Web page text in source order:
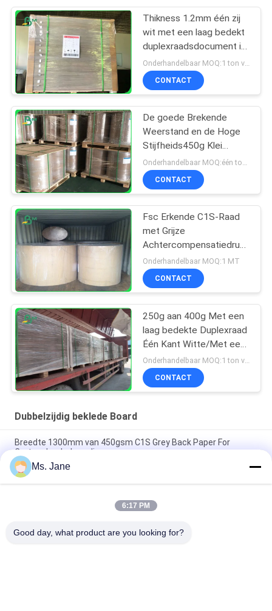
Thikness 1.2mm één zij
wit met een laag bedekt
duplexraadsdocument in
bladen
CONTACT
De goede Brekende
Weerstand en de Hoge
Stijfheids450g Klei
bedekten
Duplexdocument in
Broodje met een laag
CONTACT
Fsc Erkende C1S-Raad
met Grijze
Achtercompensatiedruk
in Jumbobroodjes
1160mm
Onderhandelbaar MOQ:1 MT
CONTACT
250g aan 400g Met een
laag bedekte Duplexraad
Één Kant Witte/Met een
laag bedekte 1300mm
voor Koerierszakken
Onderhandelbaar MOQ:1 ton voor standaardgrootte
CONTACT
Dubbelzijdig beklede Board
Breedte 1300mm van 450gsm C1S Grey Back Paper For
Carton Jumbobroodje
bedekte de Hoge het Vouwen van 250g 325g Weerstand
Duplexraad met Achtergrey free sample met een laag
140 g 170 g Afdrukbaar, bedekt met een witte bovenkant, voor
Ms. Jane
6:17 PM
Good day, what product are you looking for?